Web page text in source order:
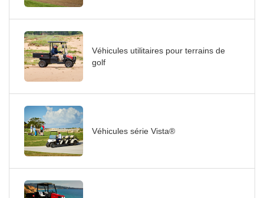
Véhicules utilitaires pour terrains de
golf
Véhicules série Vista®